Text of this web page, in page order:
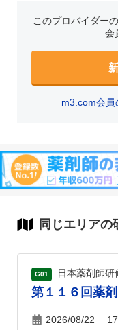
このプロバイダーの
会
m3.com会員
同じエリアの
G01 日本薬剤師研
第１１６回薬
2026/08/22